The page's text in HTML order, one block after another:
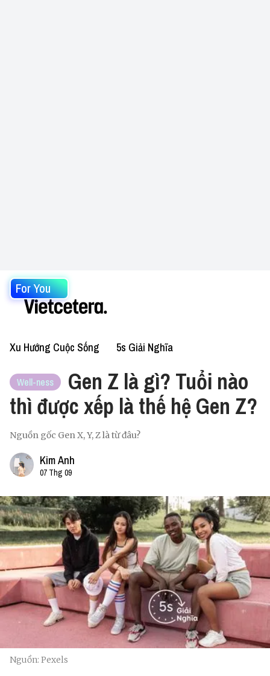
For You
Xu Hướng Cuộc Sống 5s Giải Nghĩa
Well-ness
Gen Z là gì? Tuổi nào
thì được xếp là thế hệ Gen Z?
Nguồn gốc Gen X, Y, Z là từ đâu?
Kim Anh
07 Thg 09
Nguồn: Pexels